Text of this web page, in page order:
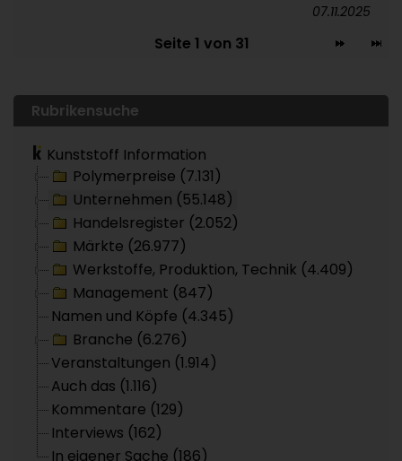
07.11.2025
Seite 1 von 31
Rubrikensuche
Kunststoff Information
Polymerpreise (7.131)
Unternehmen (55.148)
Handelsregister (2.052)
Märkte (26.977)
Werkstoffe, Produktion, Technik (4.409)
Management (847)
Namen und Köpfe (4.345)
Branche (6.276)
Veranstaltungen (1.914)
Auch das (1.116)
Kommentare (129)
Interviews (162)
In eigener Sache (186)